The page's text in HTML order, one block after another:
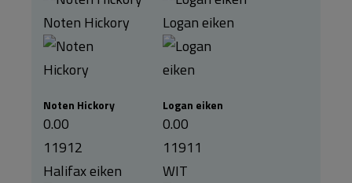
Noten Hickory
Noten Hickory
Logan eiken
Logan eiken
0.00
11912
Halifax eiken
0.00
11911
WIT